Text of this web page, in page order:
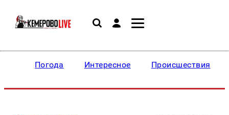
Погода Интересное Происшествия